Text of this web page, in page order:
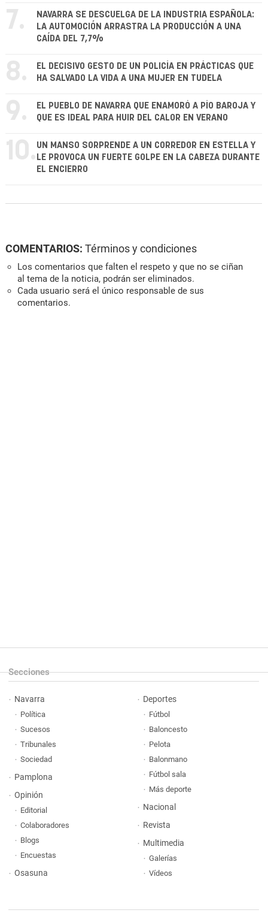
7.
NAVARRA SE DESCUELGA DE LA INDUSTRIA ESPAÑOLA:
LA AUTOMOCIÓN ARRASTRA LA PRODUCCIÓN A UNA
CAÍDA DEL 7,7%
8.
EL DECISIVO GESTO DE UN POLICÍA EN PRÁCTICAS QUE
HA SALVADO LA VIDA A UNA MUJER EN TUDELA
9.
EL PUEBLO DE NAVARRA QUE ENAMORÓ A PÍO BAROJA Y
QUE ES IDEAL PARA HUIR DEL CALOR EN VERANO
10. UN MANSO SORPRENDE A UN CORREDOR EN ESTELLA Y
LE PROVOCA UN FUERTE GOLPE EN LA CABEZA DURANTE
EL ENCIERRO
COMENTARIOS: Términos y condiciones
Los comentarios que falten el respeto y que no se ciñan
al tema de la noticia, podrán ser eliminados.
Cada usuario será el único responsable de sus
comentarios.
Secciones
Navarra
Política
Sucesos
Tribunales
Sociedad
Pamplona
Opinión
Editorial
Colaboradores
Blogs
Encuestas
Osasuna
Deportes
Fútbol
Baloncesto
Pelota
Balonmano
Fútbol sala
Más deporte
Nacional
Revista
Multimedia
Galerías
Vídeos